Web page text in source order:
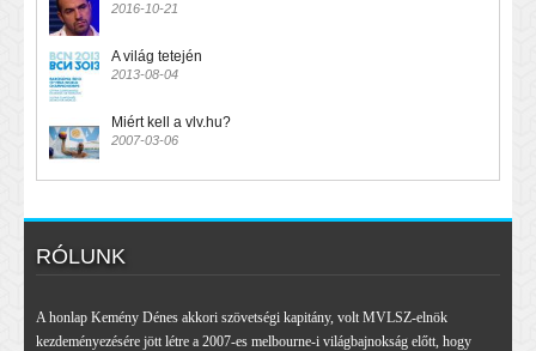
2016-10-21
A világ tetején
2013-08-04
Miért kell a vlv.hu?
2007-03-06
RÓLUNK
A honlap Kemény Dénes akkori szövetségi kapitány, volt MVLSZ-elnök
kezdeményezésére jött létre a 2007-es melbourne-i világbajnokság előtt, hogy